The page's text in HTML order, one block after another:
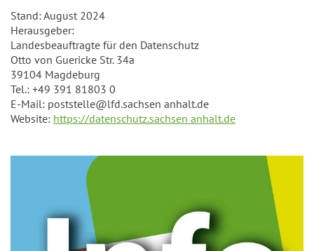
Stand: August 2024
Herausgeber:
Landesbeauftragte für den Datenschutz
Otto von Guericke Str. 34a
39104 Magdeburg
Tel.: +49 391 81803 0
E-Mail: poststelle@lfd.sachsen anhalt.de
Website: https://datenschutz.sachsen anhalt.de